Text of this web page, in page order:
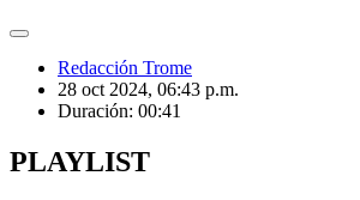
Redacción Trome
28 oct 2024, 06:43 p.m.
Duración: 00:41
PLAYLIST